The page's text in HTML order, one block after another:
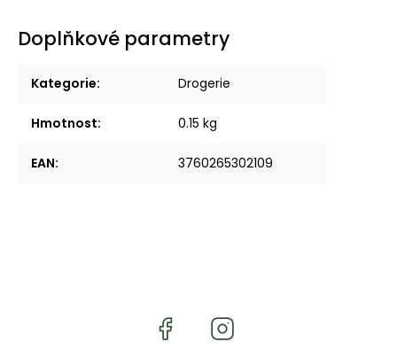
Doplňkové parametry
Kategorie: Drogerie
Hmotnost: 0.15 kg
EAN: 3760265302109